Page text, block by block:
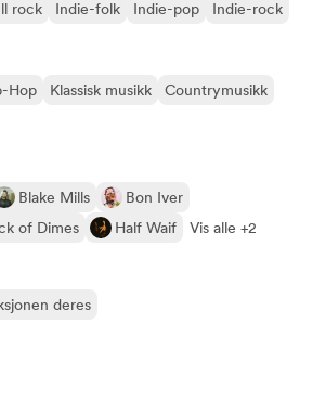
rock Indie-folk Indie-pop
Indie-rock
Hop Klassisk musikk
Countrymusikk
Blake Mills
Bon Iver
of Dimes Half Waif Vis alle +2
deres